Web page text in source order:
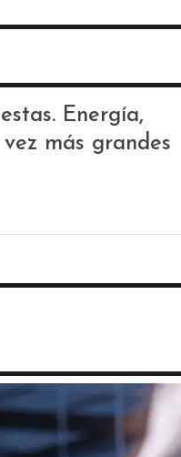
Energía,
más grandes